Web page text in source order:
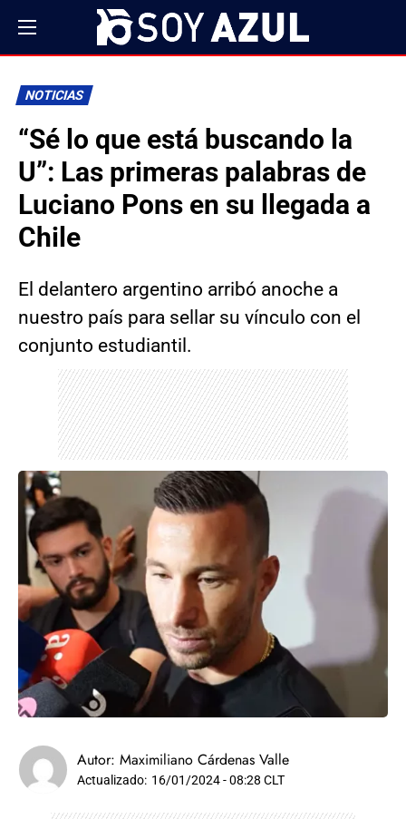
NOTICIAS
“Sé lo que está buscando la
U”: Las primeras palabras de
Luciano Pons en su llegada a
Chile
El delantero argentino arribó anoche a
nuestro país para sellar su vínculo con el
conjunto estudiantil.
Autor: Maximiliano Cárdenas Valle
Actualizado: 16/01/2024 - 08:28 CLT